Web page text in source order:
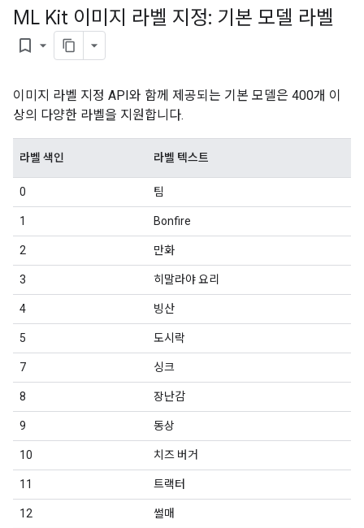
ML Kit 이미지 라벨 지정: 기본 모델 라벨
bookmark_border
이미지 라벨 지정 API와 함께 제공되는 기본 모델은 400개 이
상의 다양한 라벨을 지원합니다.
라벨 색인 라벨 텍스트
0 팀
1 Bonfire
2 만화
3 히말라야 요리
4 빙산
5 도시락
7 싱크
8 장난감
9 동상
10 치즈 버거
11 트랙터
12 썰매